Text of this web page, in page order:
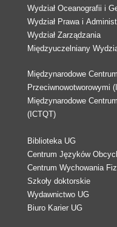
Wydział Oceanografii i
Wydział Prawa i
Wydział Zarządzania
Międzyuczelniany
Międzynarodowe
Przeciwnowotworowymi
Międzynarodowe
(ICTQT)
Biblioteka UG
Centrum Języków
Centrum Wychowania
Szkoły doktorskie
Wydawnictwo UG
Biuro Karier UG